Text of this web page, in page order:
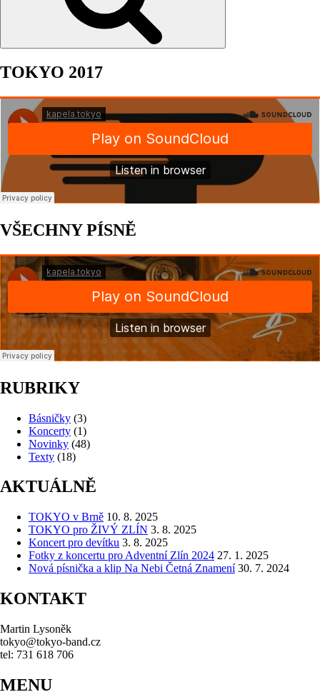
TOKYO 2017
VŠECHNY PÍSNĚ
RUBRIKY
Básničky (3)
Koncerty (1)
Novinky (48)
Texty (18)
AKTUÁLNĚ
TOKYO v Brně 10. 8. 2025
TOKYO pro ŽIVÝ ZLÍN 3. 8. 2025
Koncert pro devítku 3. 8. 2025
Fotky z koncertu pro Adventní Zlín 2024 27. 1. 2025
Nová písnička a klip Na Nebi Četná Znamení 30. 7. 2024
KONTAKT
Martin Lysoněk
tokyo@tokyo-band.cz
tel: 731 618 706
MENU